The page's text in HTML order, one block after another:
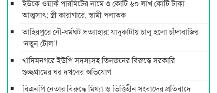
ইউকে ওয়ার্ক পারমিটের নামে ৩ কোটি ৬০ লাখ কোটি টাকা
আত্মসাৎ: স্ত্রী কারাগারে, স্বামী পলাতক
তাহিরপুরে নৌ-ধর্মঘট প্রত্যাহার: যাদুকাটায় চালু হলো চাঁদাবাজির
‘নতুন টোল’!
খাদিমনগরে ইউপি সদস্যসহ তিনজনের বিরুদ্ধে সরকারি
গুচ্ছগ্রামের ঘর দখলের অভিযোগ
বিএনপি নেতার বিরুদ্ধে মিথ্যা ও ভিত্তিহীন সংবাদের প্রতিবাদে